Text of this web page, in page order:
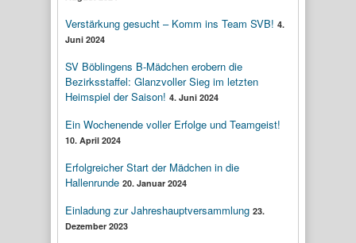
Verstärkung gesucht – Komm ins Team SVB! 4.
Juni 2024
SV Böblingens B-Mädchen erobern die
Bezirksstaffel: Glanzvoller Sieg im letzten
Heimspiel der Saison! 4. Juni 2024
Ein Wochenende voller Erfolge und Teamgeist!
10. April 2024
Erfolgreicher Start der Mädchen in die
Hallenrunde 20. Januar 2024
Einladung zur Jahreshauptversammlung 23.
Dezember 2023